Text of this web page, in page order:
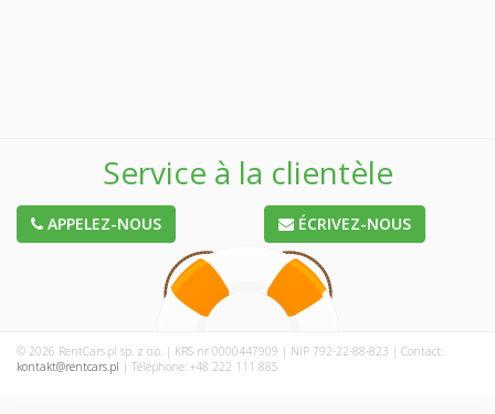
Service à la clientèle
APPELEZ-NOUS ÉCRIVEZ-NOUS
© 2026 RentCars.pl sp. z o.o. | KRS nr 0000447909 | NIP 792-22-88-823 | Contact:
kontakt@rentcars.pl | Téléphone: +48 222 111 885